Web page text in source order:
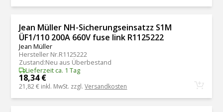
Jean Müller NH-Sicherungseinsatzz S1M
ÜF1/110 200A 660V fuse link R1125222
Jean Müller
Hersteller Nr.R1125222
Zustand:Neu aus Überbestand
Lieferzeit ca. 1 Tag
18,34 €
21,82 € inkl. MwSt. zzgl.Versandkosten